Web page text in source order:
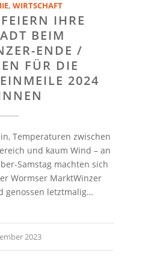
,WIRTSCHAFT
IHRE
BEIM
ENDE /
FÜR DIE
2024
Temperaturen zwischen
und kaum Wind – an
Samstag machten sich
Wormser MarktWinzer
genossen letztmalig…
2023